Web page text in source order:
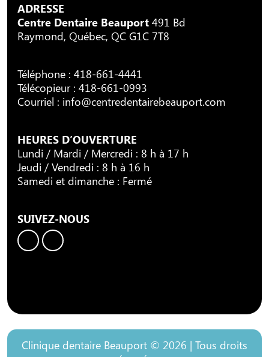
ADRESSE
Centre Dentaire Beauport 491 Bd
Raymond, Québec, QC G1C 7T8
Téléphone : 418-661-4441
Télécopieur : 418-661-0993
Courriel : info@centredentairebeauport.com
HEURES D’OUVERTURE
Lundi / Mardi / Mercredi : 8 h à 17 h
Jeudi / Vendredi : 8 h à 16 h
Samedi et dimanche : Fermé
SUIVEZ-NOUS
Clinique dentaire Beauport © 2026 | Tous droits